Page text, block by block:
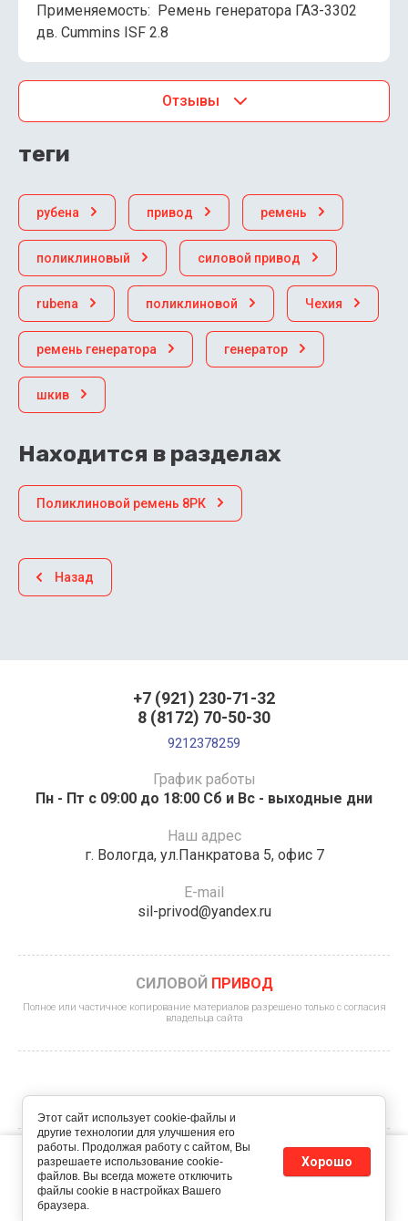
Применяемость: Ремень генератора ГАЗ-3302
дв. Cummins ISF 2.8
Отзывы
теги
рубена привод ремень
поликлиновый силовой привод
rubena поликлиновой Чехия
ремень генератора генератор
шкив
Находится в разделах
Поликлиновой ремень 8РК
Назад
+7 (921) 230-71-32
8 (8172) 70-50-30
9212378259
График работы
Пн - Пт с 09:00 до 18:00 Сб и Вс - выходные дни
Наш адрес
г. Вологда, ул.Панкратова 5, офис 7
E-mail
sil-privod@yandex.ru
СИЛОВОЙ ПРИВОД
Полное или частичное копирование материалов разрешено только с согласия
владельца сайта
© 2022 - 2026 ИП Королев К.А.
Политика конфиденциальности
Этот сайт использует файлы cookie и метаданные. Продолжая
просматривать его, вы соглашаетесь на использование нами
файлов cookie и метаданных в соответствии сПолитикой
конфиденциальности
Этот сайт использует cookie-файлы и
другие технологии для улучшения его
работы. Продолжая работу с сайтом, Вы
разрешаете использование cookie-
файлов. Вы всегда можете отключить
файлы cookie в настройках Вашего
браузера.
Хорошо